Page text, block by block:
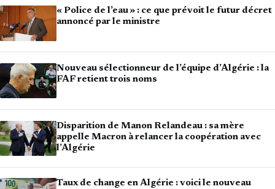
« Police de l’eau » : ce que prévoit le futur décret
annoncé par le ministre
Nouveau sélectionneur de l’équipe d’Algérie : la
FAF retient trois noms
Disparition de Manon Relandeau : sa mère
appelle Macron à relancer la coopération avec
l’Algérie
Taux de change en Algérie : voici le nouveau